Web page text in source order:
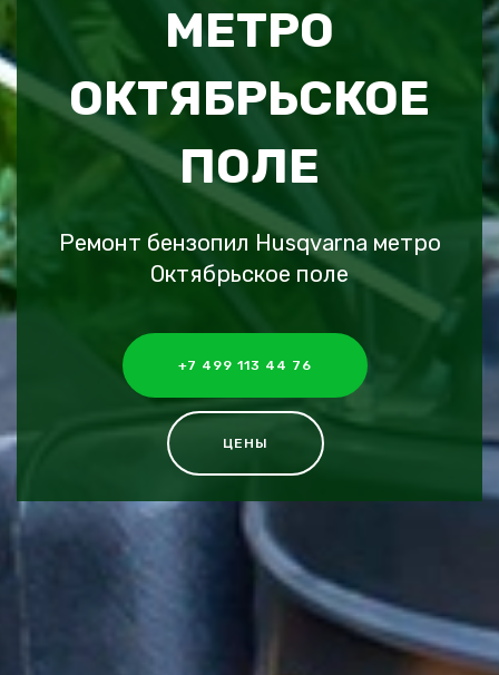
МЕТРО
ОКТЯБРЬСКОЕ
ПОЛЕ
Ремонт бензопил Husqvarna метро
Октябрьское поле
+7 499 113 44 76
ЦЕНЫ